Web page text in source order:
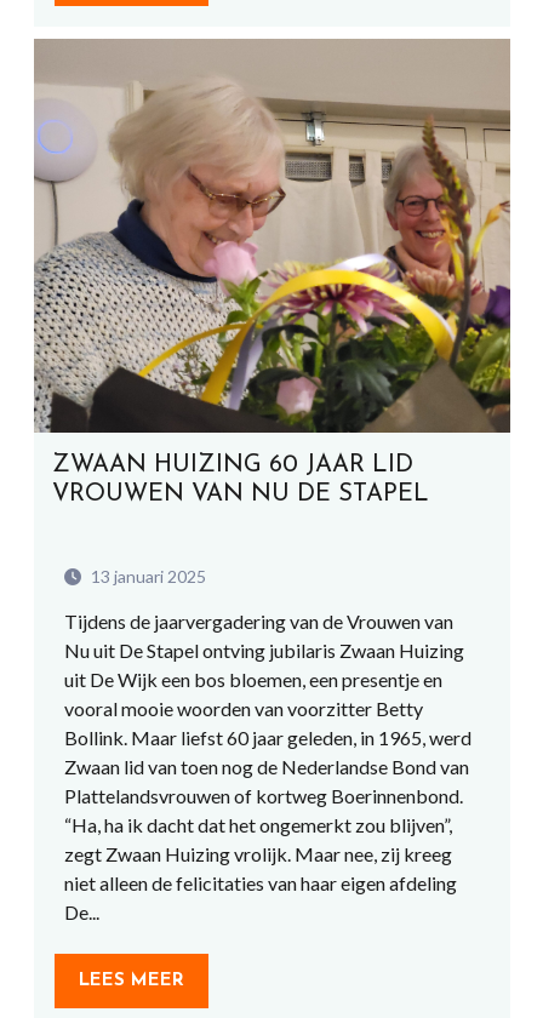
ZWAAN HUIZING 60 JAAR LID
VROUWEN VAN NU DE STAPEL
13 januari 2025
Tijdens de jaarvergadering van de Vrouwen van
Nu uit De Stapel ontving jubilaris Zwaan Huizing
uit De Wijk een bos bloemen, een presentje en
vooral mooie woorden van voorzitter Betty
Bollink. Maar liefst 60 jaar geleden, in 1965, werd
Zwaan lid van toen nog de Nederlandse Bond van
Plattelandsvrouwen of kortweg Boerinnenbond.
“Ha, ha ik dacht dat het ongemerkt zou blijven”,
zegt Zwaan Huizing vrolijk. Maar nee, zij kreeg
niet alleen de felicitaties van haar eigen afdeling
De...
LEES MEER